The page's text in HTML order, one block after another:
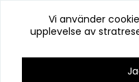
Vi använder
upplevelse av